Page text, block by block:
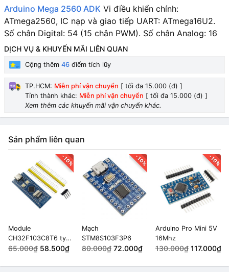
Arduino Mega 2560 ADK Vi điều khiển chính:
ATmega2560, IC nạp và giao tiếp UART: ATmega16U2.
Số chân Digital: 54 (15 chân PWM). Số chân Analog: 16
DỊCH VỤ & KHUYẾN MÃI LIÊN QUAN
Cộng thêm 46 điểm tích lũy
TP.HCM: Miễn phí vận chuyển [ tối đa 15.000 (đ) ]
Tỉnh thành khác: Miễn phí vận chuyển [ tối đa 15.000 (đ) ]
Xem thêm các khuyến mãi vận chuyển khác.
Sản phẩm liên quan
-10%
Module
CH32F103C8T6 type
C
65.000₫ 58.500₫
-10%
Mạch
STM8S103F3P6
80.000₫ 72.000₫
-10%
Arduino Pro Mini 5V
16Mhz
130.000₫ 117.000₫